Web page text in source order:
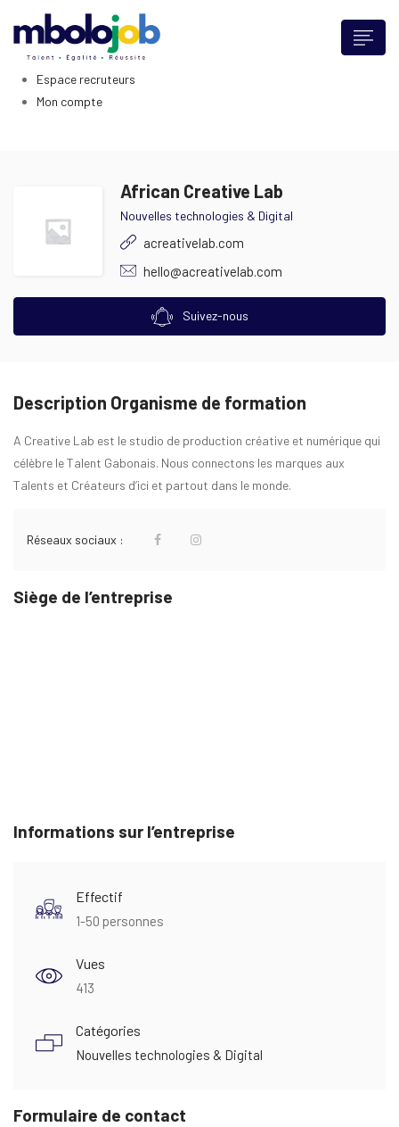
Accueil
Talents
Offres d’emploi
Espace recruteurs
Mon compte
African Creative Lab
Nouvelles technologies & Digital
acreativelab.com
hello@acreativelab.com
Suivez-nous
Description Organisme de formation
A Creative Lab est le studio de production créative et numérique qui
célèbre le Talent Gabonais. Nous connectons les marques aux
Talents et Créateurs d’ici et partout dans le monde.
Réseaux sociaux :
Siège de l’entreprise
Informations sur l’entreprise
Effectif
1-50 personnes
Vues
413
Catégories
Nouvelles technologies & Digital
Formulaire de contact